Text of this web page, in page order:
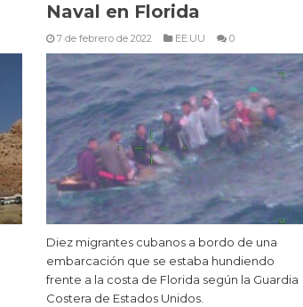
Naval en Florida
7 de febrero de 2022 EE.UU 0
Diez migrantes cubanos a bordo de una
embarcación que se estaba hundiendo
frente a la costa de Florida según la Guardia
Costera de Estados Unidos.